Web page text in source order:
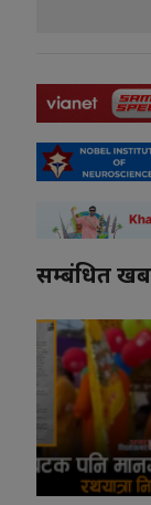
सम्बंधित